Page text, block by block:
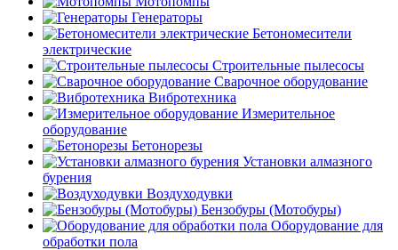
Генераторы
Бетономесители
электрические
Строительные пылесосы
Сварочное оборудование
Вибротехника
Измерительное
оборудование
Бетонорезы
Установки алмазного
бурения
Воздуходувки
Бензобуры (Мотобуры)
Оборудование для
обработки пола